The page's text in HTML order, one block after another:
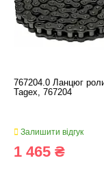
767204.0 Ланцюг
Tagex, 767204
Залишити відгук
1 465 ₴